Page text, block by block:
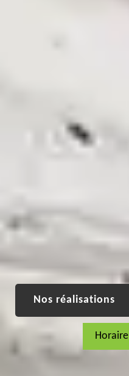
Nos réalisations